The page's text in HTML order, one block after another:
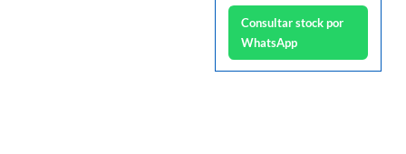
Consultar stock por
WhatsApp